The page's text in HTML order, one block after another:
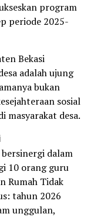
program
periode 2025-
Bekasi
adalah ujung
bukan
sosial
masyarakat desa.
dalam
10 orang guru
Rumah Tidak
tahun 2026
unggulan,